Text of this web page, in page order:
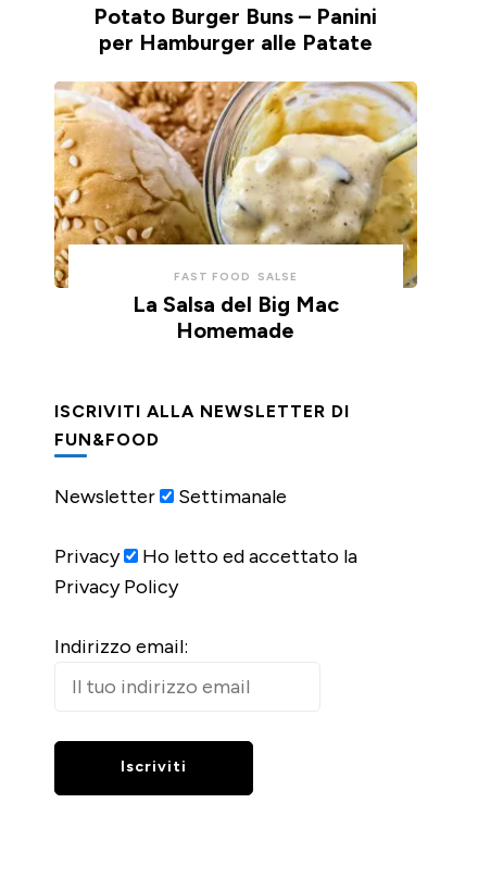
Potato Burger Buns – Panini
per Hamburger alle Patate
FAST FOOD SALSE
La Salsa del Big Mac
Homemade
ISCRIVITI ALLA NEWSLETTER DI
FUN&FOOD
Newsletter Settimanale
Privacy
Ho letto ed accettato la
Privacy Policy
Indirizzo email: